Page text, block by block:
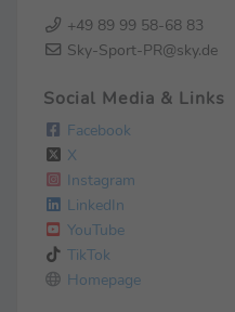
+49 89 99 58-68 83
Sky-Sport-PR@sky.de
Social Media & Links
Facebook
X
Instagram
LinkedIn
YouTube
TikTok
Homepage